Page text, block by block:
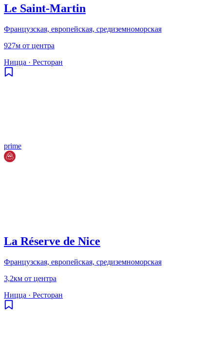
Le Saint‑Martin
Французская, европейская, средиземноморская
927м от центра
Ницца · Ресторан
prime
La Réserve de Nice
Французская, европейская, средиземноморская
3,2км от центра
Ницца · Ресторан